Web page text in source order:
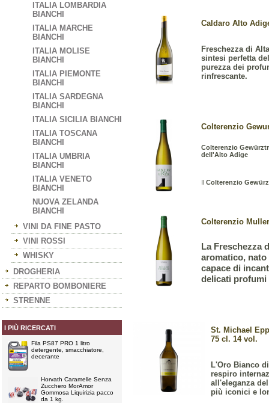
ITALIA LOMBARDIA
BIANCHI
ITALIA MARCHE
BIANCHI
ITALIA MOLISE
BIANCHI
ITALIA PIEMONTE
BIANCHI
ITALIA SARDEGNA
BIANCHI
ITALIA SICILIA BIANCHI
ITALIA TOSCANA
BIANCHI
ITALIA UMBRIA
BIANCHI
ITALIA VENETO
BIANCHI
NUOVA ZELANDA
BIANCHI
VINI DA FINE PASTO
VINI ROSSI
WHISKY
DROGHERIA
REPARTO BOMBONIERE
STRENNE
I PIÙ RICERCATI
Fila PS87 PRO 1 litro
detergente, smacchiatore,
decerante
Horvath Caramelle Senza
Zucchero MorAmor
Gommosa Liquirizia pacco
da 1 kg.
Caldaro Alto
Freschezza di
sintesi perfetta
purezza dei
rinfrescante.
Colterenzio
Colterenzio
dell'Alto Adige
Il Colterenzio
Colterenzio
La Freschezza
aromatico,
capace di
delicati profumi
St. Michael
75 cl. 14 vol.
L'Oro Bianco
respiro
all'eleganza
più iconici e